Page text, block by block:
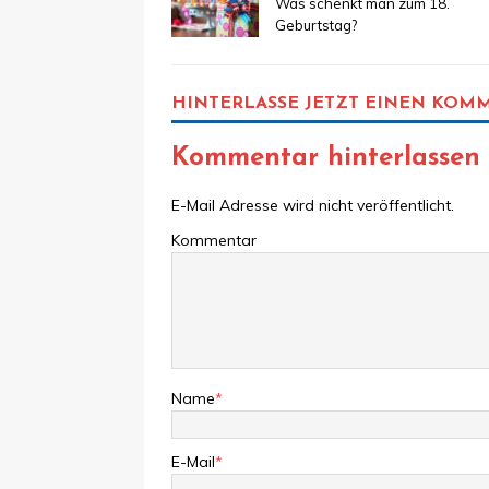
Geburtstag?
HINTERLASSE JETZT EINEN
Kommentar hinterlassen
E-Mail Adresse wird nicht veröffentlicht.
Kommentar
Name*
E-Mail*